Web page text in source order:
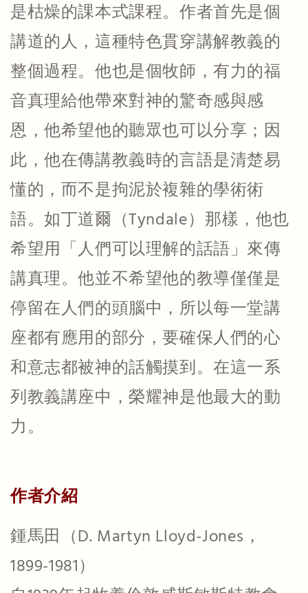
是枯燥的課本式課程。作者首先是個
講道的人，這種特色貫穿講解教義的
整個過程。他也是個牧師，有力的福
音真理給他帶來對神的驚奇感與感
恩，他希望他的聽眾也可以分享；因
此，他在傳講教義時的言語是清楚易
懂的，而不是拘泥於複雜的學術術
語。如丁道爾（Tyndale）那樣，他也
希望用「人們可以理解的話語」來傳
講真理。他並不希望他的教導僅僅是
停留在人們的頭腦中，所以每一堂講
座都有應用的部分，要確保人們的心
和意志都被神的話觸摸到。在這一系
列教義講座中，榮耀神是他最大的動
力。
作者介紹
鍾馬田（D. Martyn Lloyd-Jones，
1899-1981）